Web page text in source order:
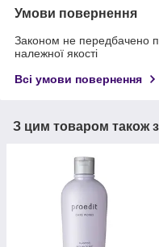
Умови повернення
Законом не передбачено
належної якості
Всі умови повернення
З цим товаром також